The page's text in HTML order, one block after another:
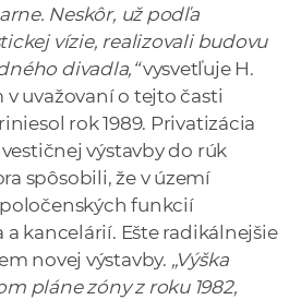
Neskôr, už podľa
vízie, realizovali budovu
divadla,“vysvetľuje H.
v uvažovaní o tejto časti
rok 1989. Privatizácia
výstavby do rúk
spôsobili, že v území
funkcií
kancelárií. Ešte radikálnejšie
novej výstavby. „Výška
pláne zóny z roku 1982,